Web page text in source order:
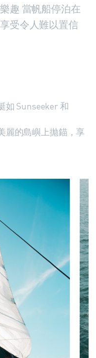
趣 當帆船停泊在
受令人難以置信
如 Sunseeker 和
麗的島嶼上拋錨，享